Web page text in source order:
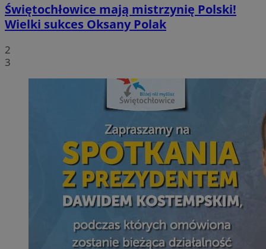
Świętochłowice mają mistrzynię Polski!
Wielki sukces Oksany Polak
2
3